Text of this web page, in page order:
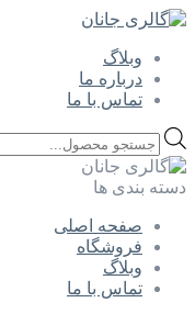
وبلاگ
درباره ما
تماس با ما
Products
search
دسته بندی ها
صفحه اصلی
فروشگاه
وبلاگ
تماس با ما